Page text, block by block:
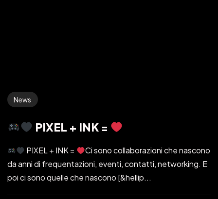
News
PIXEL + INK =
PIXEL + INK =
Ci sono collaborazioni che nascono
da anni di frequentazioni, eventi, contatti, networking. E
poi ci sono quelle che nascono [&hellip...